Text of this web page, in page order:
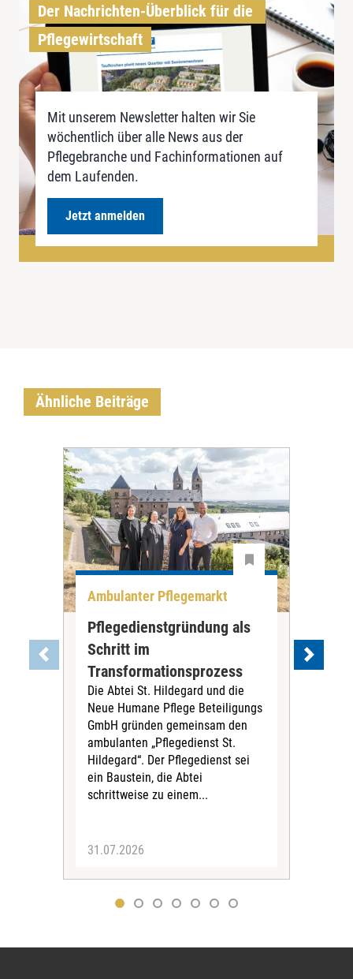
Der Nachrichten-Überblick für die
Pflegewirtschaft
Mit unserem Newsletter halten wir Sie
wöchentlich über alle News aus der
Pflegebranche und Fachinformationen auf
dem Laufenden.
Jetzt anmelden
Ähnliche Beiträge
Ambulanter Pflegemarkt
Pflegedienstgründung als
Schritt im
Transformationsprozess
Die Abtei St. Hildegard und die
Neue Humane Pflege Beteiligungs
GmbH gründen gemeinsam den
ambulanten „Pflegedienst St.
Hildegard“. Der Pflegedienst sei
ein Baustein, die Abtei
schrittweise zu einem...
31.07.2026